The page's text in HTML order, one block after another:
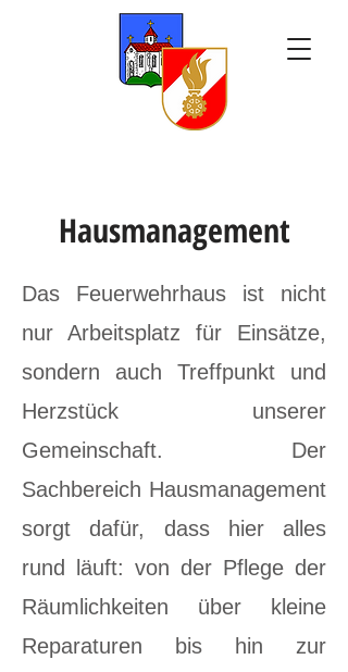
Hausmanagement
Das Feuerwehrhaus ist nicht
nur Arbeitsplatz für Einsätze,
sondern auch Treffpunkt und
Herzstück unserer
Gemeinschaft. Der
Sachbereich Hausmanagement
sorgt dafür, dass hier alles
rund läuft: von der Pflege der
Räumlichkeiten über kleine
Reparaturen bis hin zur